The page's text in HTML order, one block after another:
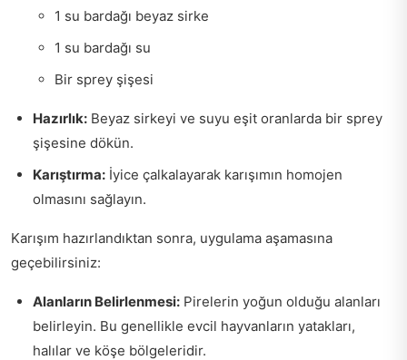
1 su bardağı beyaz sirke
1 su bardağı su
Bir sprey şişesi
Hazırlık: Beyaz sirkeyi ve suyu eşit oranlarda bir sprey
şişesine dökün.
Karıştırma: İyice çalkalayarak karışımın homojen
olmasını sağlayın.
Karışım hazırlandıktan sonra, uygulama aşamasına
geçebilirsiniz:
Alanların Belirlenmesi: Pirelerin yoğun olduğu alanları
belirleyin. Bu genellikle evcil hayvanların yatakları,
halılar ve köşe bölgeleridir.